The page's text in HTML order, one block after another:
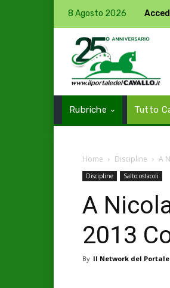
8 Agosto 2026
Rubriche Tutto
Home Discipline A
Discipline Salto ostacoli
A
2013
By Il Network del Portale